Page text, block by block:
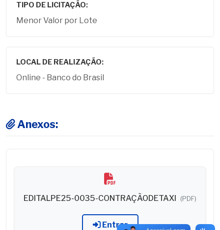
TIPO DE LICITAÇÃO:
Menor Valor por Lote
LOCAL DE REALIZAÇÃO:
Online - Banco do Brasil
Anexos:
EDITALPE25-0035-CONTRAÇÃODETAXI (PDF)
Entrar